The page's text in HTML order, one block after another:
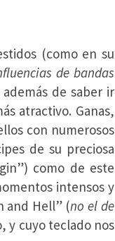
(como en su
de bandas
de saber ir
atractivo. Ganas,
con numerosos
de su preciosa
como de este
intensos y
and Hell” (no el de
y cuyo teclado nos